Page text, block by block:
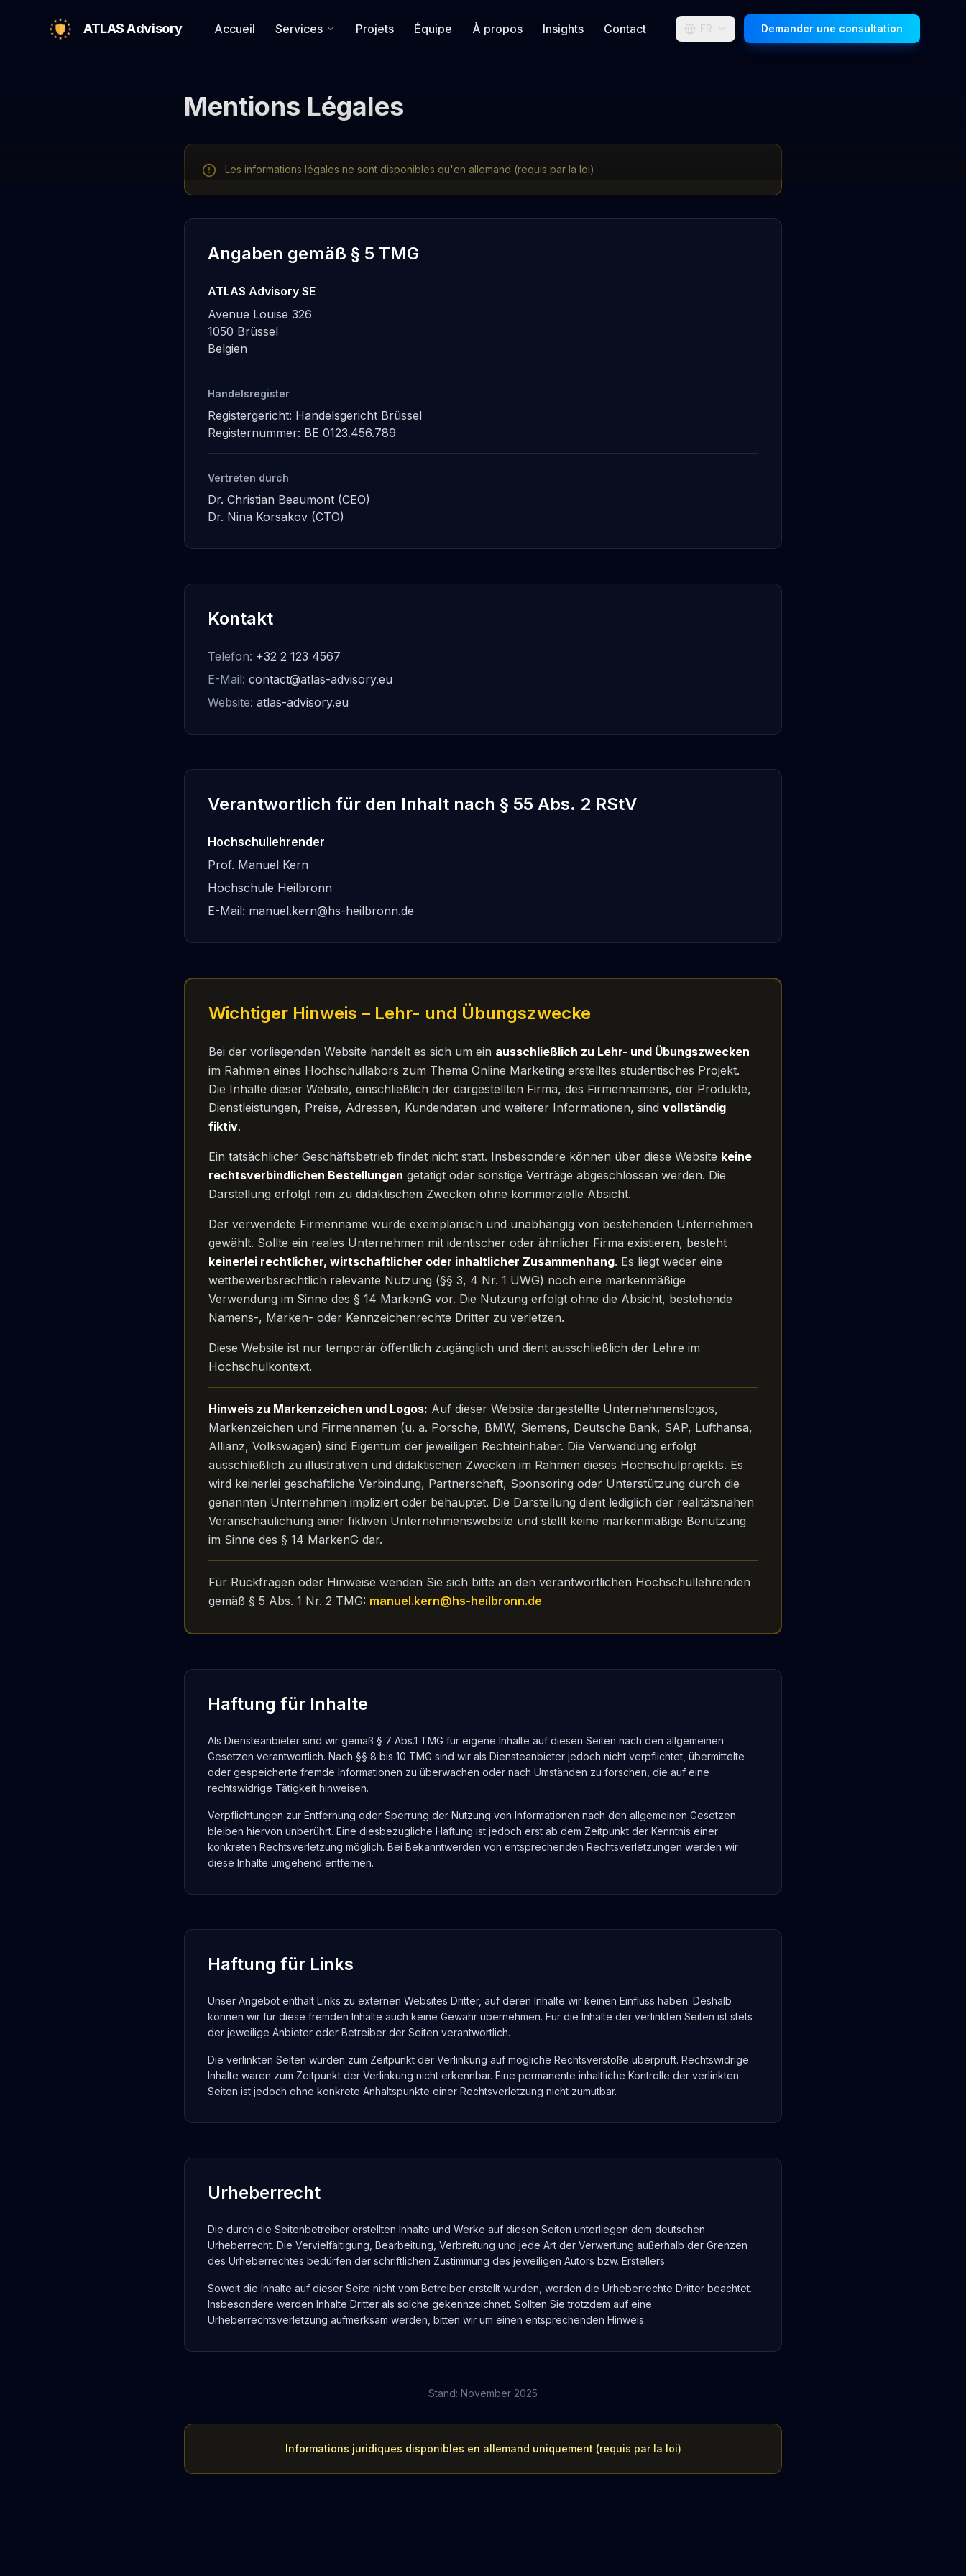
ATLAS Advisory Accueil Services Projets Équipe À propos Insights Contact FR Demander une consultation
Mentions Légales
Les informations légales ne sont disponibles qu'en allemand (requis par la loi)
Angaben gemäß § 5 TMG
ATLAS Advisory SE
Avenue Louise 326
1050 Brüssel
Belgien
Handelsregister
Registergericht: Handelsgericht Brüssel
Registernummer: BE 0123.456.789
Vertreten durch
Dr. Christian Beaumont (CEO)
Dr. Nina Korsakov (CTO)
Kontakt
Telefon: +32 2 123 4567
E-Mail: contact@atlas-advisory.eu
Website: atlas-advisory.eu
Verantwortlich für den Inhalt nach § 55 Abs. 2 RStV
Hochschullehrender
Prof. Manuel Kern
Hochschule Heilbronn
E-Mail: manuel.kern@hs-heilbronn.de
Wichtiger Hinweis – Lehr- und Übungszwecke
Bei der vorliegenden Website handelt es sich um ein ausschließlich zu Lehr- und Übungszwecken
im Rahmen eines Hochschullabors zum Thema Online Marketing erstelltes studentisches Projekt.
Die Inhalte dieser Website, einschließlich der dargestellten Firma, des Firmennamens, der Produkte,
Dienstleistungen, Preise, Adressen, Kundendaten und weiterer Informationen, sind vollständig
fiktiv.
Ein tatsächlicher Geschäftsbetrieb findet nicht statt. Insbesondere können über diese Website keine
rechtsverbindlichen Bestellungen getätigt oder sonstige Verträge abgeschlossen werden. Die
Darstellung erfolgt rein zu didaktischen Zwecken ohne kommerzielle Absicht.
Der verwendete Firmenname wurde exemplarisch und unabhängig von bestehenden Unternehmen
gewählt. Sollte ein reales Unternehmen mit identischer oder ähnlicher Firma existieren, besteht
keinerlei rechtlicher, wirtschaftlicher oder inhaltlicher Zusammenhang. Es liegt weder eine
wettbewerbsrechtlich relevante Nutzung (§§ 3, 4 Nr. 1 UWG) noch eine markenmäßige
Verwendung im Sinne des § 14 MarkenG vor. Die Nutzung erfolgt ohne die Absicht, bestehende
Namens-, Marken- oder Kennzeichenrechte Dritter zu verletzen.
Diese Website ist nur temporär öffentlich zugänglich und dient ausschließlich der Lehre im
Hochschulkontext.
Hinweis zu Markenzeichen und Logos: Auf dieser Website dargestellte Unternehmenslogos,
Markenzeichen und Firmennamen (u. a. Porsche, BMW, Siemens, Deutsche Bank, SAP, Lufthansa,
Allianz, Volkswagen) sind Eigentum der jeweiligen Rechteinhaber. Die Verwendung erfolgt
ausschließlich zu illustrativen und didaktischen Zwecken im Rahmen dieses Hochschulprojekts. Es
wird keinerlei geschäftliche Verbindung, Partnerschaft, Sponsoring oder Unterstützung durch die
genannten Unternehmen impliziert oder behauptet. Die Darstellung dient lediglich der realitätsnahen
Veranschaulichung einer fiktiven Unternehmenswebsite und stellt keine markenmäßige Benutzung
im Sinne des § 14 MarkenG dar.
Für Rückfragen oder Hinweise wenden Sie sich bitte an den verantwortlichen Hochschullehrenden
gemäß § 5 Abs. 1 Nr. 2 TMG: manuel.kern@hs-heilbronn.de
Haftung für Inhalte
Als Diensteanbieter sind wir gemäß § 7 Abs.1 TMG für eigene Inhalte auf diesen Seiten nach den allgemeinen
Gesetzen verantwortlich. Nach §§ 8 bis 10 TMG sind wir als Diensteanbieter jedoch nicht verpflichtet, übermittelte
oder gespeicherte fremde Informationen zu überwachen oder nach Umständen zu forschen, die auf eine
rechtswidrige Tätigkeit hinweisen.
Verpflichtungen zur Entfernung oder Sperrung der Nutzung von Informationen nach den allgemeinen Gesetzen
bleiben hiervon unberührt. Eine diesbezügliche Haftung ist jedoch erst ab dem Zeitpunkt der Kenntnis einer
konkreten Rechtsverletzung möglich. Bei Bekanntwerden von entsprechenden Rechtsverletzungen werden wir
diese Inhalte umgehend entfernen.
Haftung für Links
Unser Angebot enthält Links zu externen Websites Dritter, auf deren Inhalte wir keinen Einfluss haben. Deshalb
können wir für diese fremden Inhalte auch keine Gewähr übernehmen. Für die Inhalte der verlinkten Seiten ist stets
der jeweilige Anbieter oder Betreiber der Seiten verantwortlich.
Die verlinkten Seiten wurden zum Zeitpunkt der Verlinkung auf mögliche Rechtsverstöße überprüft. Rechtswidrige
Inhalte waren zum Zeitpunkt der Verlinkung nicht erkennbar. Eine permanente inhaltliche Kontrolle der verlinkten
Seiten ist jedoch ohne konkrete Anhaltspunkte einer Rechtsverletzung nicht zumutbar.
Urheberrecht
Die durch die Seitenbetreiber erstellten Inhalte und Werke auf diesen Seiten unterliegen dem deutschen
Urheberrecht. Die Vervielfältigung, Bearbeitung, Verbreitung und jede Art der Verwertung außerhalb der Grenzen
des Urheberrechtes bedürfen der schriftlichen Zustimmung des jeweiligen Autors bzw. Erstellers.
Soweit die Inhalte auf dieser Seite nicht vom Betreiber erstellt wurden, werden die Urheberrechte Dritter beachtet.
Insbesondere werden Inhalte Dritter als solche gekennzeichnet. Sollten Sie trotzdem auf eine
Urheberrechtsverletzung aufmerksam werden, bitten wir um einen entsprechenden Hinweis.
Stand: November 2025
Informations juridiques disponibles en allemand uniquement (requis par la loi)